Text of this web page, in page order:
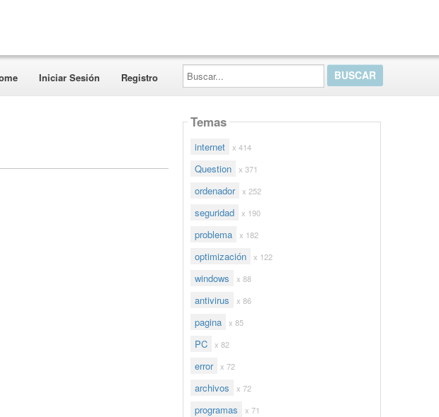
Iniciar Sesión Registro
Buscar...
Temas
internet x 414
Question x 371
ordenador x 252
seguridad x 190
problema x 182
optimización x 122
windows x 88
antivirus x 86
pagina x 85
PC x 82
error x 72
archivos x 72
programas x 71